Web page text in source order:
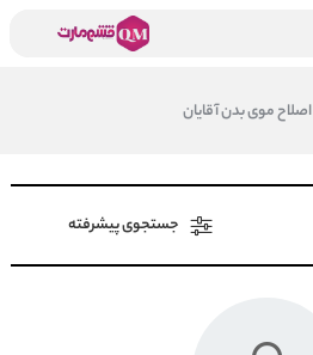
اصلاح موی بدن آقایان
جستجوی پیشرفته